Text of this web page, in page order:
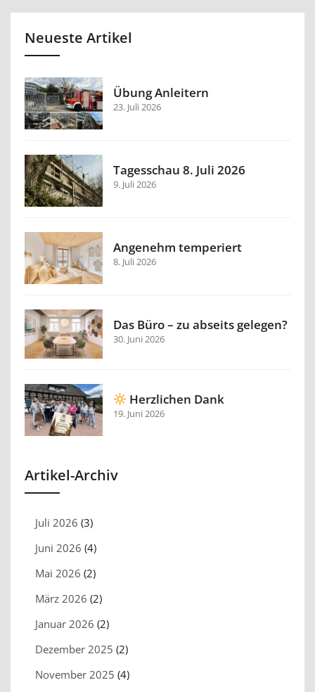
Neueste Artikel
Übung Anleitern
23. Juli 2026
Tagesschau 8. Juli 2026
9. Juli 2026
Angenehm temperiert
8. Juli 2026
Das Büro – zu abseits gelegen?
30. Juni 2026
Herzlichen Dank
19. Juni 2026
Artikel-Archiv
Juli 2026 (3)
Juni 2026 (4)
Mai 2026 (2)
März 2026 (2)
Januar 2026 (2)
Dezember 2025 (2)
November 2025 (4)